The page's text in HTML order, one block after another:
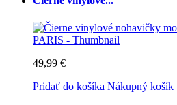
49,99 €
Pridať do košíka Nákupný košík